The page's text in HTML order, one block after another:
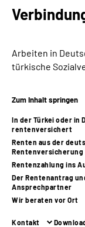
Rente
Beratung &
Online-Services
Suche
Arbeiten in
türkische
Zum Inhalt springen
In der Türkei oder in
rentenversichert
Renten aus der
Rentenversicherung
Rentenzahlung ins
Der Rentenantrag
Ansprechpartner
Wir beraten vor Ort
Kontakt